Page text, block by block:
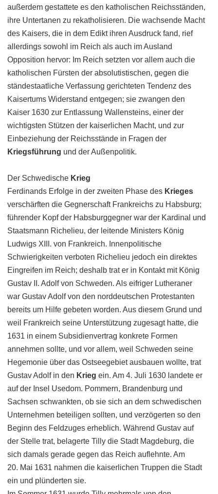
außerdem gestattete es den katholischen Reichsständen,
ihre Untertanen zu rekatholisieren. Die wachsende Macht
des Kaisers, die in dem Edikt ihren Ausdruck fand, rief
allerdings sowohl im Reich als auch im Ausland
Opposition hervor: Im Reich setzten vor allem auch die
katholischen Fürsten der absolutistischen, gegen die
ständestaatliche Verfassung gerichteten Tendenz des
Kaisertums Widerstand entgegen; sie zwangen den
Kaiser 1630 zur Entlassung Wallensteins, einer der
wichtigsten Stützen der kaiserlichen Macht, und zur
Einbeziehung der Reichsstände in Fragen der
Kriegsführung und der Außenpolitik.
Der Schwedische Krieg
Ferdinands Erfolge in der zweiten Phase des Krieges
verschärften die Gegnerschaft Frankreichs zu Habsburg;
führender Kopf der Habsburggegner war der Kardinal und
Staatsmann Richelieu, der leitende Ministers König
Ludwigs XIII. von Frankreich. Innenpolitische
Schwierigkeiten verboten Richelieu jedoch ein direktes
Eingreifen im Reich; deshalb trat er in Kontakt mit König
Gustav II. Adolf von Schweden. Als eifriger Lutheraner
war Gustav Adolf von den norddeutschen Protestanten
bereits um Hilfe gebeten worden. Aus diesem Grund und
weil Frankreich seine Unterstützung zugesagt hatte, die
1631 in einem Subsidienvertrag konkrete Formen
annehmen sollte, und vor allem, weil Schweden seine
Hegemonie über das Ostseegebiet ausbauen wollte, trat
Gustav Adolf in den Krieg ein. Am 4. Juli 1630 landete er
auf der Insel Usedom. Pommern, Brandenburg und
Sachsen schwankten, ob sie sich an dem schwedischen
Unternehmen beteiligen sollten, und verzögerten so den
Beginn des Feldzuges erheblich. Während Gustav auf
der Stelle trat, belagerte Tilly die Stadt Magdeburg, die
sich damals gerade gegen das Reich auflehnte. Am
20. Mai 1631 nahmen die kaiserlichen Truppen die Stadt
ein und plünderten sie.